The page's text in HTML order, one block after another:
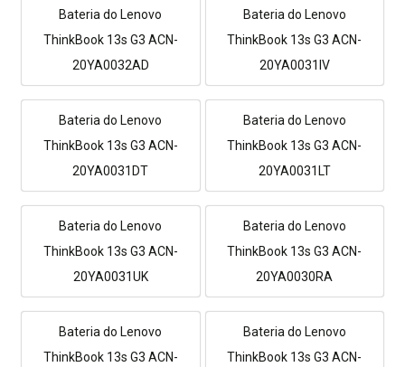
Bateria do Lenovo
ThinkBook 13s G3 ACN-
20YA0032AD
Bateria do Lenovo
ThinkBook 13s G3 ACN-
20YA0031IV
Bateria do Lenovo
ThinkBook 13s G3 ACN-
20YA0031DT
Bateria do Lenovo
ThinkBook 13s G3 ACN-
20YA0031LT
Bateria do Lenovo
ThinkBook 13s G3 ACN-
20YA0031UK
Bateria do Lenovo
ThinkBook 13s G3 ACN-
20YA0030RA
Bateria do Lenovo
ThinkBook 13s G3 ACN-
Bateria do Lenovo
ThinkBook 13s G3 ACN-